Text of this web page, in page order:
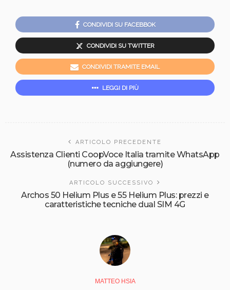
CONDIVIDI SU FACEBBOK
CONDIVIDI SU TWITTER
CONDIVIDI TRAMITE EMAIL
LEGGI DI PIÙ
ARTICOLO PRECEDENTE
Assistenza Clienti CoopVoce Italia tramite WhatsApp
(numero da aggiungere)
ARTICOLO SUCCESSIVO
Archos 50 Helium Plus e 55 Helium Plus: prezzi e
caratteristiche tecniche dual SIM 4G
MATTEO HSIA